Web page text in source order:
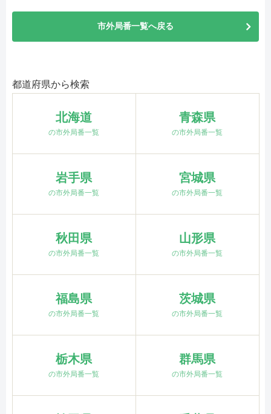
市外局番一覧へ戻る
都道府県から検索
北海道
の市外局番一覧
青森県
の市外局番一覧
岩手県
の市外局番一覧
宮城県
の市外局番一覧
秋田県
の市外局番一覧
山形県
の市外局番一覧
福島県
の市外局番一覧
茨城県
の市外局番一覧
栃木県
の市外局番一覧
群馬県
の市外局番一覧